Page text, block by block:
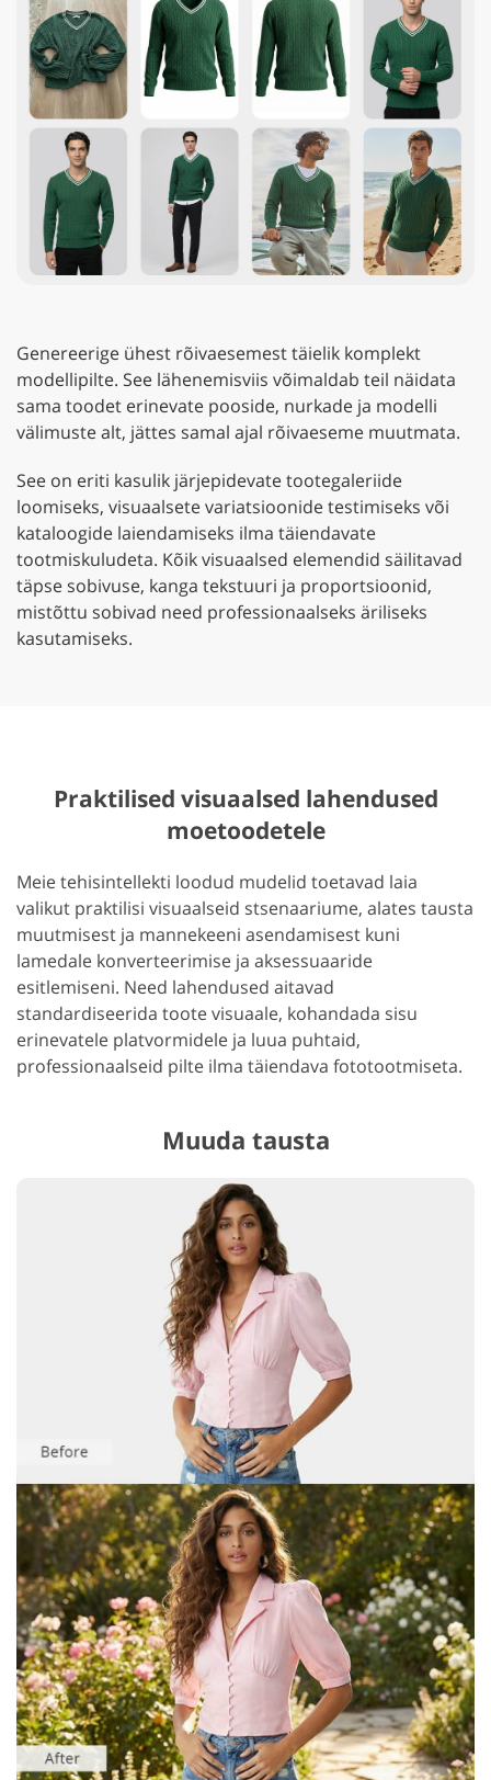
Genereerige ühest rõivaesemest täielik komplekt
modellipilte. See lähenemisviis võimaldab teil näidata
sama toodet erinevate pooside, nurkade ja modelli
välimuste alt, jättes samal ajal rõivaeseme muutmata.
See on eriti kasulik järjepidevate tootegaleriide
loomiseks, visuaalsete variatsioonide testimiseks või
kataloogide laiendamiseks ilma täiendavate
tootmiskuludeta. Kõik visuaalsed elemendid säilitavad
täpse sobivuse, kanga tekstuuri ja proportsioonid,
mistõttu sobivad need professionaalseks äriliseks
kasutamiseks.
Praktilised visuaalsed lahendused
moetoodetele
Meie tehisintellekti loodud mudelid toetavad laia
valikut praktilisi visuaalseid stsenaariume, alates tausta
muutmisest ja mannekeeni asendamisest kuni
lamedale konverteerimise ja aksessuaaride
esitlemiseni. Need lahendused aitavad
standardiseerida toote visuaale, kohandada sisu
erinevatele platvormidele ja luua puhtaid,
professionaalseid pilte ilma täiendava fototootmiseta.
Muuda tausta